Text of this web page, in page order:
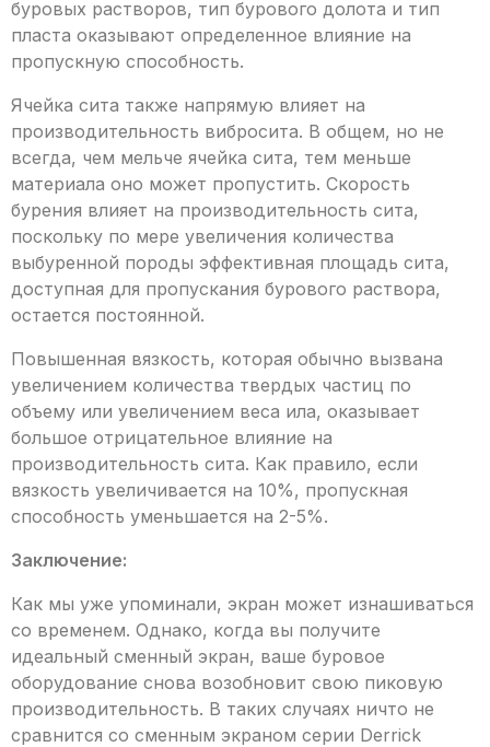
буровых растворов, тип бурового долота и тип
пласта оказывают определенное влияние на
пропускную способность.
Ячейка сита также напрямую влияет на
производительность вибросита. В общем, но не
всегда, чем мельче ячейка сита, тем меньше
материала оно может пропустить. Скорость
бурения влияет на производительность сита,
поскольку по мере увеличения количества
выбуренной породы эффективная площадь сита,
доступная для пропускания бурового раствора,
остается постоянной.
Повышенная вязкость, которая обычно вызвана
увеличением количества твердых частиц по
объему или увеличением веса ила, оказывает
большое отрицательное влияние на
производительность сита. Как правило, если
вязкость увеличивается на 10%, пропускная
способность уменьшается на 2-5%.
Заключение:
Как мы уже упоминали, экран может изнашиваться
со временем. Однако, когда вы получите
идеальный сменный экран, ваше буровое
оборудование снова возобновит свою пиковую
производительность. В таких случаях ничто не
сравнится со сменным экраном серии Derrick